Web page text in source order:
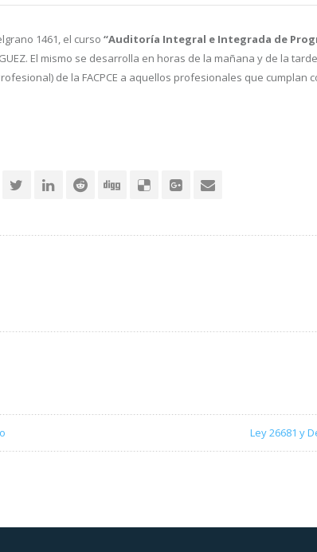
1461, el curso “Auditoría Integral e Integrada de
El mismo se desarrolla en horas de la mañana y de la
de la FACPCE a aquellos profesionales que
Ley 26681 y